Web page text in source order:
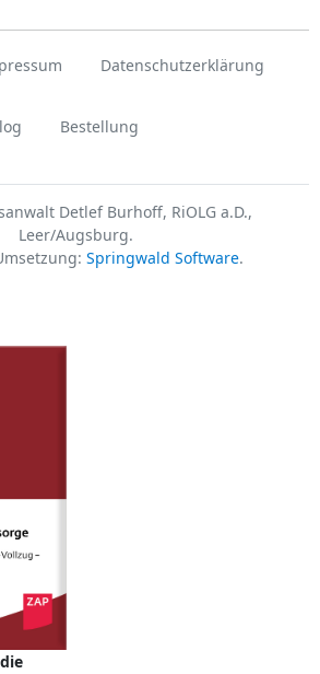
Datenschutzerklärung
Bestellung
Detlef Burhoff, RiOLG a.D.,
Leer/Augsburg.
Springwald Software.